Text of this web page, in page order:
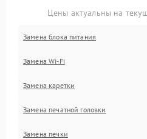
Цены актуальны на
Замена блока питания
Замена Wi-Fi
Замена каретки
Замена печатной головки
Замена печки